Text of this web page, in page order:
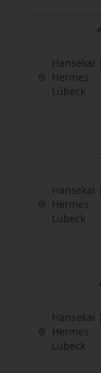
Hansekai
Hermes
Lübeck
Hansekai
Hermes
Lübeck
Hansekai
Hermes
Lübeck